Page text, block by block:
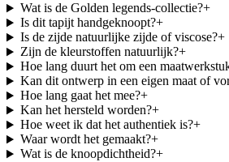
Wat is de Golden legends-collectie?+
Is dit tapijt handgeknoopt?+
Is de zijde natuurlijke zijde of viscose?+
Zijn de kleurstoffen natuurlijk?+
Hoe lang duurt het om een
Kan dit ontwerp in een eigen maat of
Hoe lang gaat het mee?+
Kan het hersteld worden?+
Hoe weet ik dat het authentiek is?+
Waar wordt het gemaakt?+
Wat is de knoopdichtheid?+